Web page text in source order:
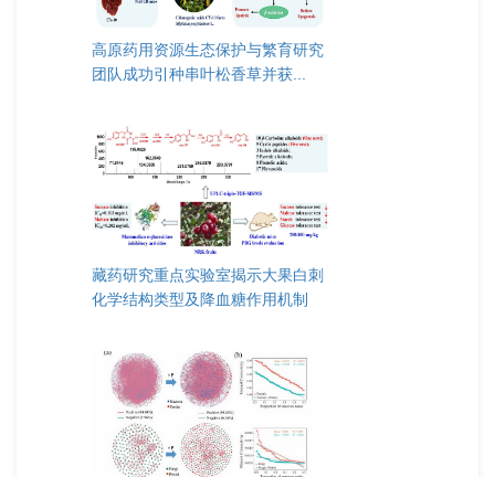
高原药用资源生态保护与繁育研究
团队成功引种串叶松香草并获...
藏药研究重点实验室揭示大果白刺
化学结构类型及降血糖作用机制